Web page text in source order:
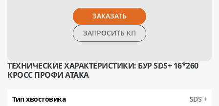
ЗАКАЗАТЬ
ЗАПРОСИТЬ КП
ТЕХНИЧЕСКИЕ ХАРАКТЕРИСТИКИ: БУР SDS+ 16*260
КРОСС ПРОФИ АТАКА
Тип хвостовика SDS +